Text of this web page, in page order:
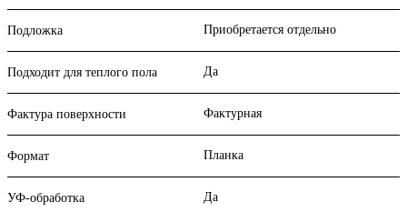
Подложка Приобретается отдельно
Подходит для теплого пола Да
Фактура поверхности Фактурная
Формат Планка
УФ-обработка Да